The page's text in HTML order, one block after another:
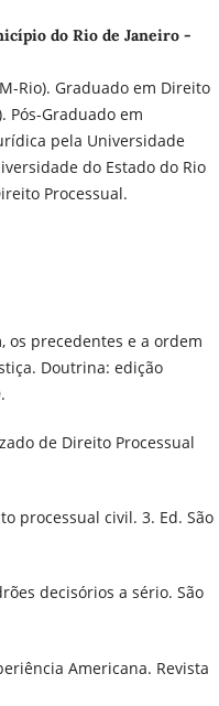
do Rio de Janeiro -
Rio). Graduado em Direito
Pós-Graduado em
pela Universidade
do Estado do Rio
Processual.
os precedentes e a ordem
Doutrina: edição
de Direito Processual
processual civil. 3. Ed. São
decisórios a sério. São
Americana. Revista